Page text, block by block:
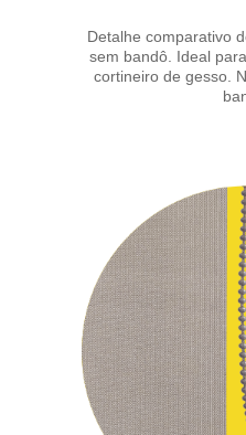
Detalhe comparativo
sem bandô. Ideal
cortineiro de gesso.